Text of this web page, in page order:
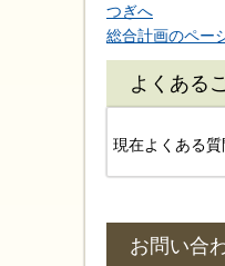
つぎへ
総合計画のペー
よくある
現在よくある質
お問い合